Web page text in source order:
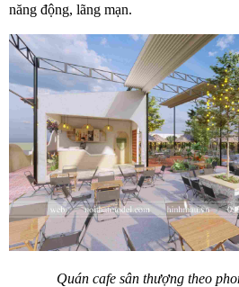
năng động, lãng mạn.
Quán cafe sân thượng theo